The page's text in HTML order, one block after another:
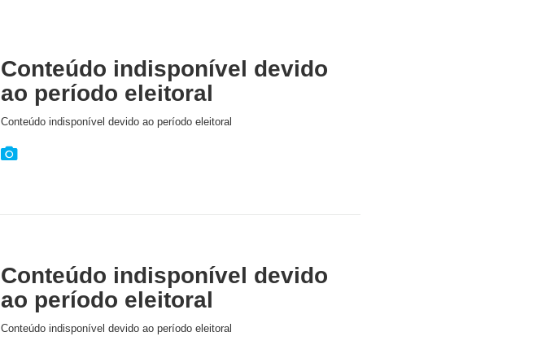
Conteúdo indisponível devido
ao período eleitoral
Conteúdo indisponível devido ao período eleitoral
Conteúdo indisponível devido
ao período eleitoral
Conteúdo indisponível devido ao período eleitoral